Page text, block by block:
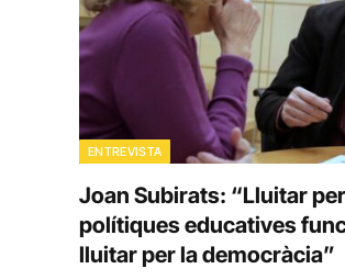
ENTREVISTA
Joan Subirats: “Lluitar
polítiques educatives
lluitar per la democràcia”